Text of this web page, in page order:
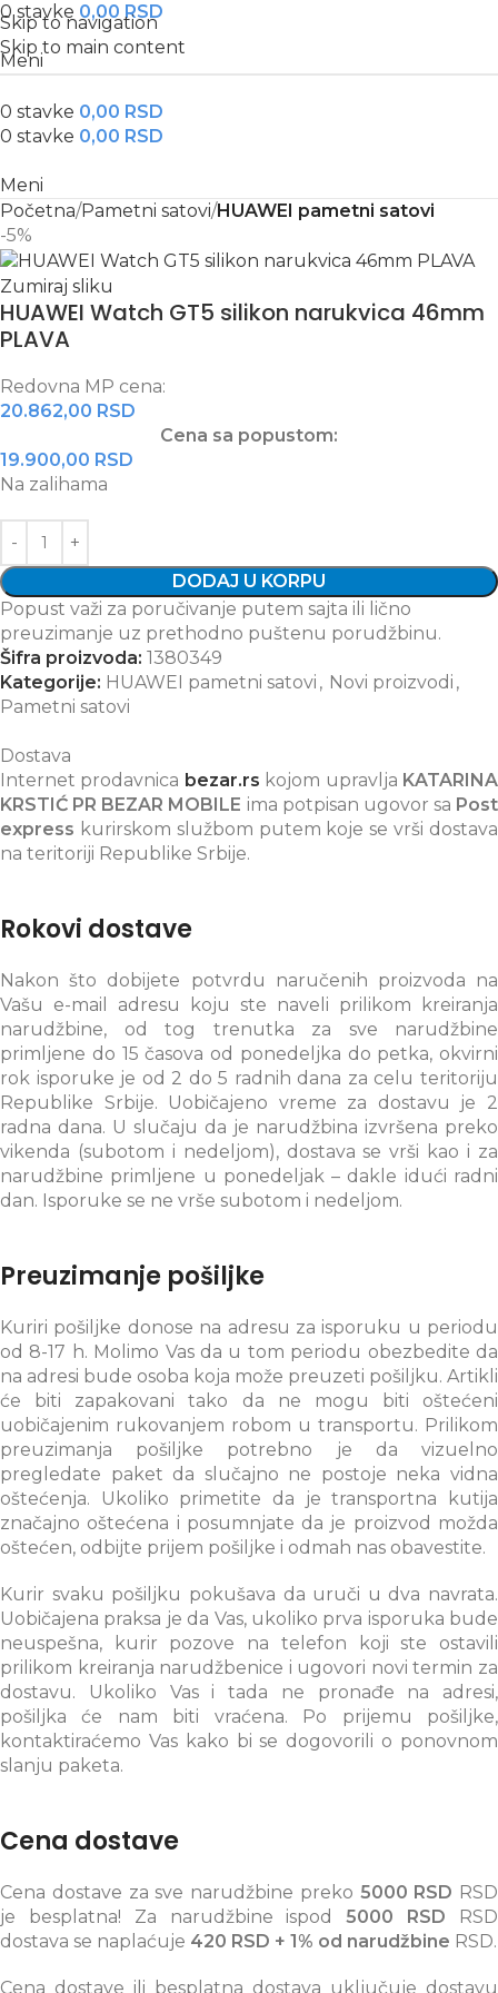
Skip to navigation
Skip to main content
0stavke 0,00 RSD
Meni
0 stavke 0,00 RSD
0 stavke 0,00 RSD
Meni
Početna Pametni satovi HUAWEI pametni satovi
-5%
Zumiraj sliku
HUAWEI Watch GT5 silikon narukvica 46mm
PLAVA
Redovna MP cena:
20.862,00 RSD
Cena sa popustom:
19.900,00 RSD
Na zalihama
DODAJ U KORPU
Popust važi za poručivanje putem sajta ili lično
preuzimanje uz prethodno puštenu porudžbinu.
Šifra proizvoda: 1380349
Kategorije: HUAWEI pametni satovi , Novi proizvodi ,
Pametni satovi
Dostava
Internet prodavnica bezar.rs kojom upravlja KATARINA
KRSTIĆ PR BEZAR MOBILE ima potpisan ugovor sa Post
express kurirskom službom putem koje se vrši dostava
na teritoriji Republike Srbije.
Rokovi dostave
Nakon što dobijete potvrdu naručenih proizvoda na
Vašu e-mail adresu koju ste naveli prilikom kreiranja
narudžbine, od tog trenutka za sve narudžbine
primljene do 15 časova od ponedeljka do petka, okvirni
rok isporuke je od 2 do 5 radnih dana za celu teritoriju
Republike Srbije. Uobičajeno vreme za dostavu je 2
radna dana. U slučaju da je narudžbina izvršena preko
vikenda (subotom i nedeljom), dostava se vrši kao i za
narudžbine primljene u ponedeljak – dakle idući radni
dan. Isporuke se ne vrše subotom i nedeljom.
Preuzimanje pošiljke
Kuriri pošiljke donose na adresu za isporuku u periodu
od 8-17 h. Molimo Vas da u tom periodu obezbedite da
na adresi bude osoba koja može preuzeti pošiljku. Artikli
će biti zapakovani tako da ne mogu biti oštećeni
uobičajenim rukovanjem robom u transportu. Prilikom
preuzimanja pošiljke potrebno je da vizuelno
pregledate paket da slučajno ne postoje neka vidna
oštećenja. Ukoliko primetite da je transportna kutija
značajno oštećena i posumnjate da je proizvod možda
oštećen, odbijte prijem pošiljke i odmah nas obavestite.
Kurir svaku pošiljku pokušava da uruči u dva navrata.
Uobičajena praksa je da Vas, ukoliko prva isporuka bude
neuspešna, kurir pozove na telefon koji ste ostavili
prilikom kreiranja narudžbenice i ugovori novi termin za
dostavu. Ukoliko Vas i tada ne pronađe na adresi,
pošiljka će nam biti vraćena. Po prijemu pošiljke,
kontaktiraćemo Vas kako bi se dogovorili o ponovnom
slanju paketa.
Cena dostave
Cena dostave za sve narudžbine preko 5000 RSD RSD
je besplatna! Za narudžbine ispod5000 RSD RSD
dostava se naplaćuje 420 RSD + 1% od narudžbine RSD.
Cena dostave ili besplatna dostava uključuje dostavu